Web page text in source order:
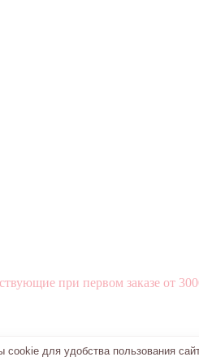
при первом заказе от
для удобства пользования